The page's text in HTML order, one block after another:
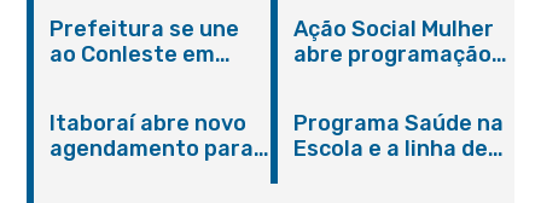
população a partir
de seis meses de
Agricultura Familiar
Prefeitura se une
ao Conleste em
Ação Social Mulher
abre programação
serviços gratuitos e
orientações
Itaboraí abre novo
agendamento para
Programa Saúde na
Escola e a linha de